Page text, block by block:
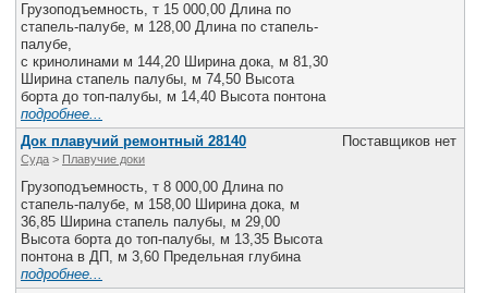
Грузоподъемность, т 15 000,00 Длина по
стапель-палубе, м 128,00 Длина по стапель-
палубе,
с кринолинами м 144,20 Ширина дока, м 81,30
Ширина стапель палубы, м 74,50 Высота
борта до топ-палубы, м 14,40 Высота понтона
подробнее...
Док плавучий ремонтный 28140
Суда > Плавучие доки
Грузоподъемность, т 8 000,00 Длина по
стапель-палубе, м 158,00 Ширина дока, м
36,85 Ширина стапель палубы, м 29,00
Высота борта до топ-палубы, м 13,35 Высота
понтона в ДП, м 3,60 Предельная глубина
подробнее...
Поставщиков нет